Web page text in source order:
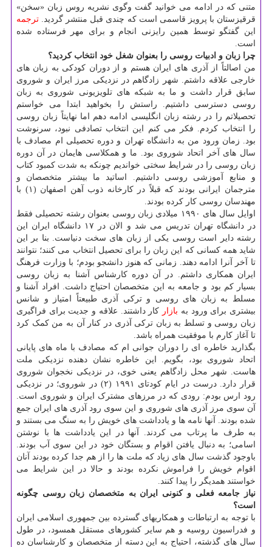
متنی که در ادامه می خوانید گفت وگوی نشریه روس زبان «سخن»
قرقیزستان با پرویز قاسمی است که چندی قبل منتشر گردید. ترجمه
این گفتگو توسط همین رایزنی انجام و برای مهر فرستاده شده
است.
چرا زبان و ادبیات روسی را بعنوان شغل خود انتخاب کردید؟
من اصالتاً از آذری های ایران هستم و از دوران کودکی به زبان های
خارجی علاقه داشتم. شهر زادگاهم در نزدیکی مرز ایران و شوروی
سابق قرار داشت و ما به شبکه های تلویزیونی شوروی به زبان
روسی دسترسی داشتیم. راستش را بخواهید ابتدا می خواستم
تحصیلاتم را در رشته زبان انگلیسی ادامه دهم اما نهایتاً زبان روسی
را انتخاب کردم. فکر می کنم این انتخاب تصادفی نبود، سرنوشت
بود. زمان ورود من به دانشگاه تهران و دوره تحصیلی ام مصادف با
سال های آخر اتحاد شوروی بود. ما و همکلاسی هایمان در آن دوره
زبان روسی را در شرایط سختی خواندیم چونکه به شدت کمبود کتاب
و منابع آموزشی روسی داشتیم. اساتید ما بیشتر متخصصان و
مترجمان ایرانی بودند که قبلاً در کارخانه ذوب آهن اصفهان (۱) با
مهندسان روسی کار کرده بودند.
اوایل سال های ۱۹۹۰ میلادی زبان روسی بعنوان رشته تحصیلی فقط
در دانشگاه تهران تدریس می شد و الان در ۱۷ دانشگاه ایران این
رشته دایر است روسی یکی از زبان های سخت دنیاست. بنا بر این
شاید همه کسانی که این زبان را برای تحصیل انتخاب می کنند؛ نتوانند
تا آخر آنرا ادامه دهند. زمانی که هنوز دانشجو بودم؛ با وزارت فرهنگ
ایران همکاری داشتم. در آن دوره کارشناس آشنا به زبان روسی
بسیار کم بود و جامعه به این متخصصان احتیاج داشت. افراد آشنا و
مسلط به زبان های روسی و ترکی آذری طبیعتاً امتیاز و شانس
بیشتری برای ورود به بازار کار داشتند. علاقه و جدیت برای فراگیری
زبان روسی و تسلط به زبان ترکی آذری در کنار آن به من کمک کرد
تا آغاز کارم با موفقیت همراه باشد.
بگذارید خاطره ای را دوران جوانی ام که مصادف با ماه های پایانی
اتحاد شوروی بود، بگویم. این خاطره نشان دهنده نزدیکی ملت
هاست. شهر محل زادگاهم یعنی خوی، در نزدیکی نخجوان شوروی
قرار دارد. درست در ایام کودتای ۱۹۹۱ (۲) در شوروی؛ در نزدیکی
رود ارس بودم: رودی که در مرزهای مشترک ایران و شوروی است.
آن سوی مرز آذری های شوروی و این سوی رود آذری های ایران جمع
شده بودند. آنها نامه ها و یادداشت های خویش را به سنگ می بستند و
به طرف ما پرتاب می کردند. آنها در این یادداشت ها با نوشتن
اسامی؛ به دنبال یافتن اقوام و بستگان خود در این سوی آب بودند.
باوجود گذشت سال های زیاد که ملت ها را از هم جدا کرده بودند آنان
اقوام خویش را فراموش نکرده بودند و حالا در این شرایط می
خواستند همدیگر را پیدا کنند.
نیاز جامعه فعلی و کنونی ایران به متخصصان زبان روسی چگونه
است؟
با توجه به ارتباطات و همکاریهای گسترده بین جمهوری اسلامی ایران
و فدراسیون روسیه و هم سایر کشورهای مستقل همسود، در طول
سال های گذشته، احتیاج به این دسته از متخصصان و کارشناسان ده